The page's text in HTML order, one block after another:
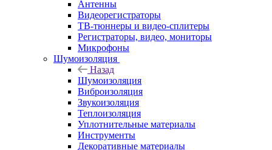
Антенны
Видеорегистраторы
ТВ-тюннеры и видео-сплитеры
Регистраторы, видео, мониторы
Микрофоны
Шумоизоляция
Назад
Шумоизоляция
Виброизоляция
Звукоизоляция
Теплоизоляция
Уплотнительные материалы
Инструменты
Декоративные материалы